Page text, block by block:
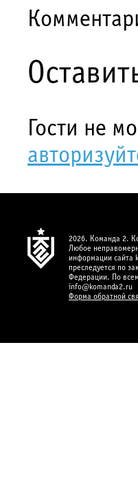
Гости не
2026. Команда 2.
Любое
информации сайта
преследуется по
Федерации. По
info@komanda2.ru
Форма обратной